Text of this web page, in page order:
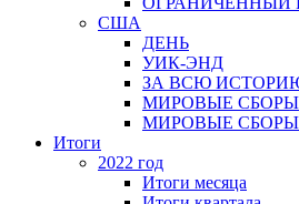
США
ДЕНЬ
УИК-ЭНД
ЗА ВСЮ
МИРОВЫЕ СБОРЫ
МИРОВЫЕ СБОРЫ
Итоги
2022 год
Итоги месяца